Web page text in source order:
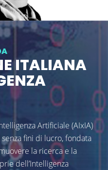
ITALIANA
Artificiale (AIxIA)
fini di lucro, fondata
la ricerca e la
dell’Intelligenza